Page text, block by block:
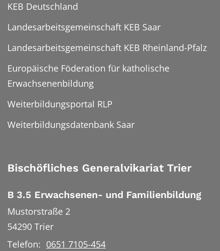
KEB Deutschland
Landesarbeitsgemeinschaft KEB Saar
Landesarbeitsgemeinschaft KEB Rheinland-Pfalz
Europäische Föderation für katholische
Erwachsenenbildung
Weiterbildungsportal RLP
Weiterbildungsdatenbank Saar
Bischöfliches Generalvikariat Trier
B 3.5 Erwachsenen- und Familienbildung
Mustorstraße 2
54290 Trier
Telefon: 0651 7105-454